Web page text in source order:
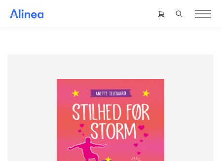
hovedindhold
Header
right